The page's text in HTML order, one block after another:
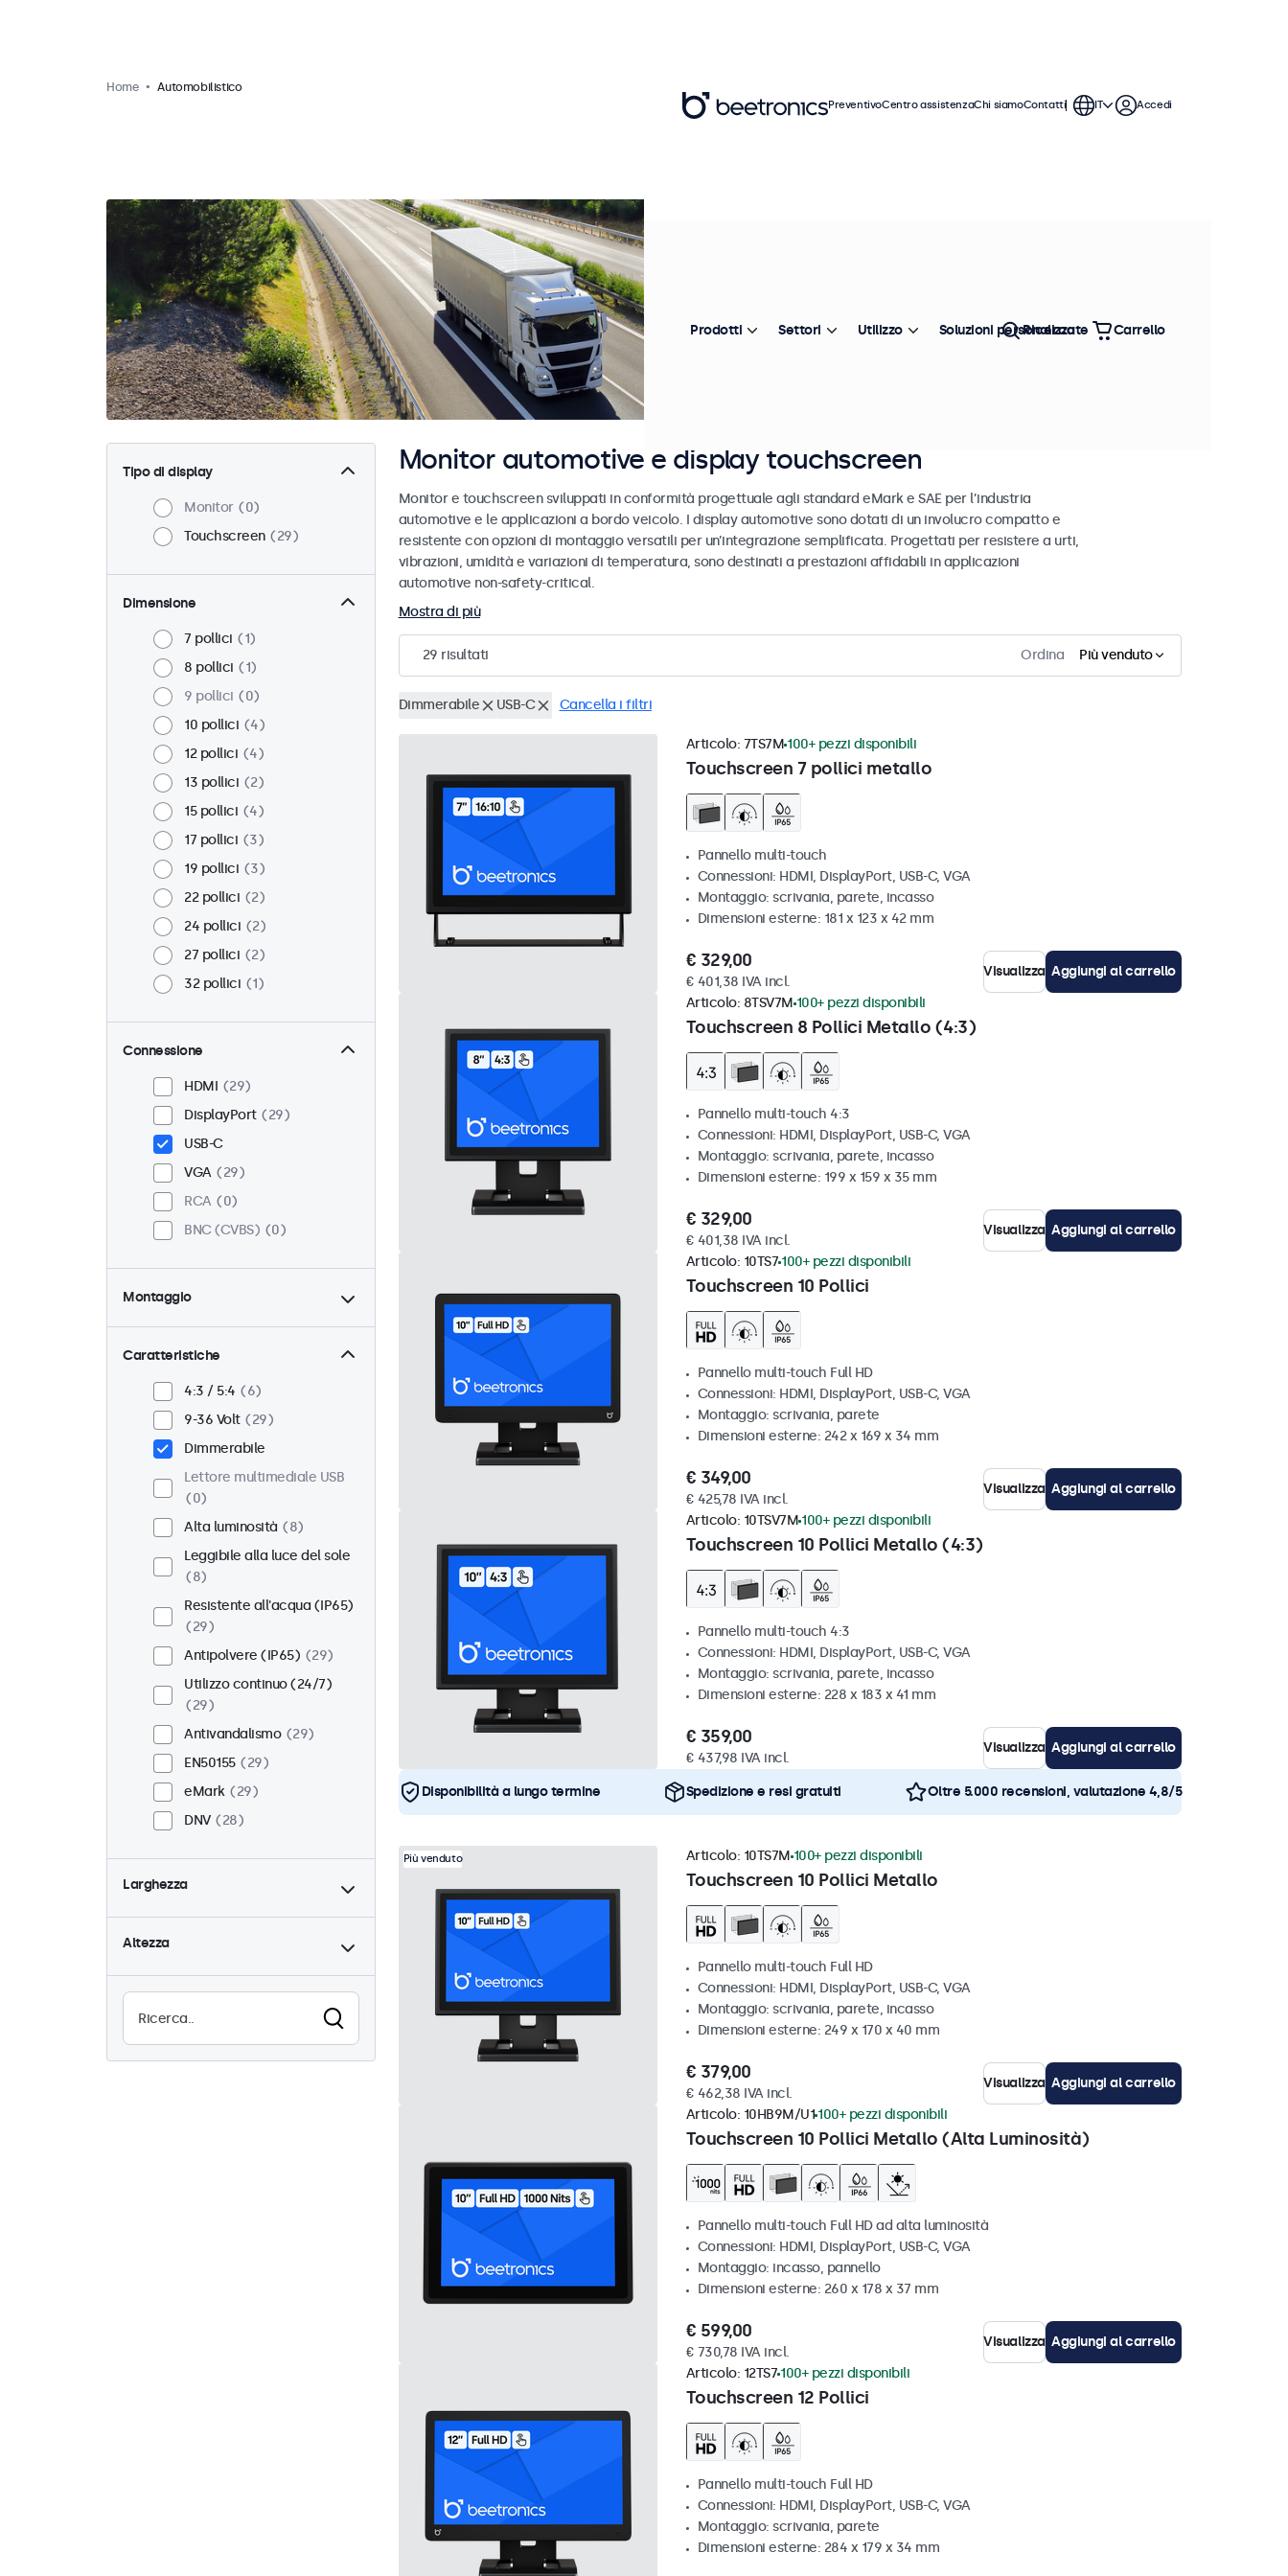
Home Automobilistico
Tipo di display
Monitor
0
Touchscreen
29
Dimensione
7 pollici
1
8 pollici
1
9 pollici
0
10 pollici
4
12 pollici
4
13 pollici
2
15 pollici
4
17 pollici
3
19 pollici
3
22 pollici
2
24 pollici
2
27 pollici
2
32 pollici
1
Connessione
HDMI
29
DisplayPort
29
USB-C
VGA
29
RCA
0
BNC (CVBS)
0
Montaggio
Scrivania
21
Parete
Pannello
8
Incasso
25
Montaggio rack (19 Pollici)
VESA 75 x 75
VESA 100 x 100
12
Caratteristiche
4:3 / 5:4
6
9-36 Volt
29
Dimmerabile
Lettore multimediale USB
0
Alta luminosità
8
Leggibile alla luce del sole
8
Resistente all'acqua (IP65)
29
Antipolvere (IP65)
29
Utilizzo continuo (24/7)
29
Antivandalismo
29
EN50155
29
eMark
29
DNV
28
Larghezza
Altezza
Monitor automotive e display touchscreen
Monitor e touchscreen sviluppati in conformità progettuale agli standard eMark e SAE per l’industria
automotive e le applicazioni a bordo veicolo. I display automotive sono dotati di un involucro compatto e
resistente con opzioni di montaggio versatili per un’integrazione semplificata. Progettati per resistere a urti,
vibrazioni, umidità e variazioni di temperatura, sono destinati a prestazioni affidabili in applicazioni
automotive non-safety-critical.
Mostra di più
29 risultati Ordina Più venduto
Dimmerabile USB-C Cancella i filtri
Touchscreen 7 pollici metallo
Articolo: 7TS7M 100+ pezzi disponibili
Pannello multi-touch
Connessioni: HDMI, DisplayPort, USB-C, VGA
Montaggio: scrivania, parete, incasso
Dimensioni esterne: 181 x 123 x 42 mm
€ 329,00
€ 401,38 IVA incl.
Visualizza Aggiungi al carrello
Touchscreen 8 Pollici Metallo (4:3)
Articolo: 8TSV7M 100+ pezzi disponibili
Pannello multi-touch 4:3
Connessioni: HDMI, DisplayPort, USB-C, VGA
Montaggio: scrivania, parete, incasso
Dimensioni esterne: 199 x 159 x 35 mm
€ 329,00
€ 401,38 IVA incl.
Visualizza Aggiungi al carrello
Touchscreen 10 Pollici
Articolo: 10TS7 100+ pezzi disponibili
Pannello multi-touch Full HD
Connessioni: HDMI, DisplayPort, USB-C, VGA
Montaggio: scrivania, parete
Dimensioni esterne: 242 x 169 x 34 mm
€ 349,00
€ 425,78 IVA incl.
Visualizza Aggiungi al carrello
Touchscreen 10 Pollici Metallo (4:3)
Articolo: 10TSV7M 100+ pezzi disponibili
Pannello multi-touch 4:3
Connessioni: HDMI, DisplayPort, USB-C, VGA
Montaggio: scrivania, parete, incasso
Dimensioni esterne: 228 x 183 x 41 mm
€ 359,00
€ 437,98 IVA incl.
Visualizza Aggiungi al carrello
Disponibilità a lungo termine Spedizione e resi gratuiti Oltre 5.000 recensioni, valutazione 4,8/5
Più venduto
Touchscreen 10 Pollici Metallo
Articolo: 10TS7M 100+ pezzi disponibili
Pannello multi-touch Full HD
Connessioni: HDMI, DisplayPort, USB-C, VGA
Montaggio: scrivania, parete, incasso
Dimensioni esterne: 249 x 170 x 40 mm
€ 379,00
€ 462,38 IVA incl.
Visualizza Aggiungi al carrello
Touchscreen 10 Pollici Metallo (Alta Luminosità)
Articolo: 10HB9M/U1 100+ pezzi disponibili
Pannello multi-touch Full HD ad alta luminosità
Connessioni: HDMI, DisplayPort, USB-C, VGA
Montaggio: incasso, pannello
Dimensioni esterne: 260 x 178 x 37 mm
€ 599,00
€ 730,78 IVA incl.
Visualizza Aggiungi al carrello
Touchscreen 12 Pollici
Articolo: 12TS7 100+ pezzi disponibili
Pannello multi-touch Full HD
Connessioni: HDMI, DisplayPort, USB-C, VGA
Montaggio: scrivania, parete
Dimensioni esterne: 284 x 179 x 34 mm
PreventivoCentro assistenzaChi siamoContatti IT Accedi
Prodotti Settori Utilizzo Soluzioni personalizzate
Ricerca Carrello